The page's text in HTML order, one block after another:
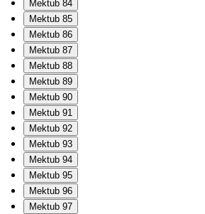
Mektub 84
Mektub 85
Mektub 86
Mektub 87
Mektub 88
Mektub 89
Mektub 90
Mektub 91
Mektub 92
Mektub 93
Mektub 94
Mektub 95
Mektub 96
Mektub 97